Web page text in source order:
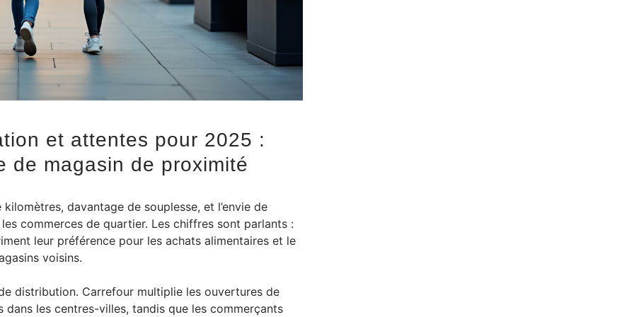
et attentes pour 2025 :
de magasin de proximité
kilomètres, davantage de souplesse, et l’envie de
commerces de quartier. Les chiffres sont parlants :
leur préférence pour les achats alimentaires et le
voisins.
distribution. Carrefour multiplie les ouvertures de
les centres-villes, tandis que les commerçants